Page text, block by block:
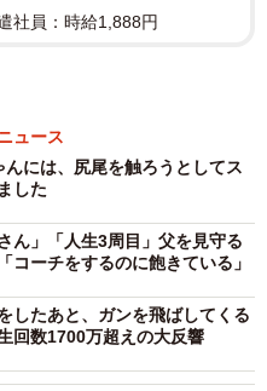
どによくジタバタしてい
より、見つけて喜んでい
他にも茶白のふーた、サ
リバイする前は猫たちを
になっていました。おも
きなどにも笑顔でバタバ
社員：時給1,888円
ュース
んには、尻尾を触ろうとしてス
した
ん」「人生3周目」父を見守る
コーチをするのに飽きている」
したあと、ガンを飛ばしてくる
回数1700万超えの大反響